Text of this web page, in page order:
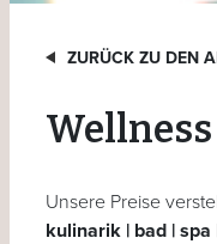
ZURÜCK ZU DEN
Unsere Preise
kulinarik | bad |